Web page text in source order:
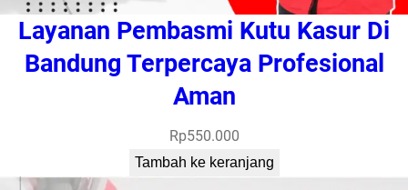
Layanan Pembasmi Kutu Kasur Di
Bandung Terpercaya Profesional
Aman
Rp550.000
Tambah ke keranjang